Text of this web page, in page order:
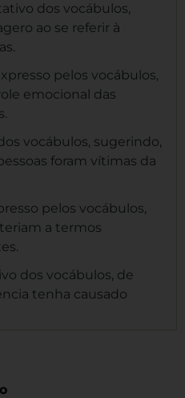
dos vocábulos,
ao se referir à
pelos vocábulos,
emocional das
vocábulos, sugerindo,
foram vítimas da
pelos vocábulos,
a termos
dos vocábulos, de
tenha causado